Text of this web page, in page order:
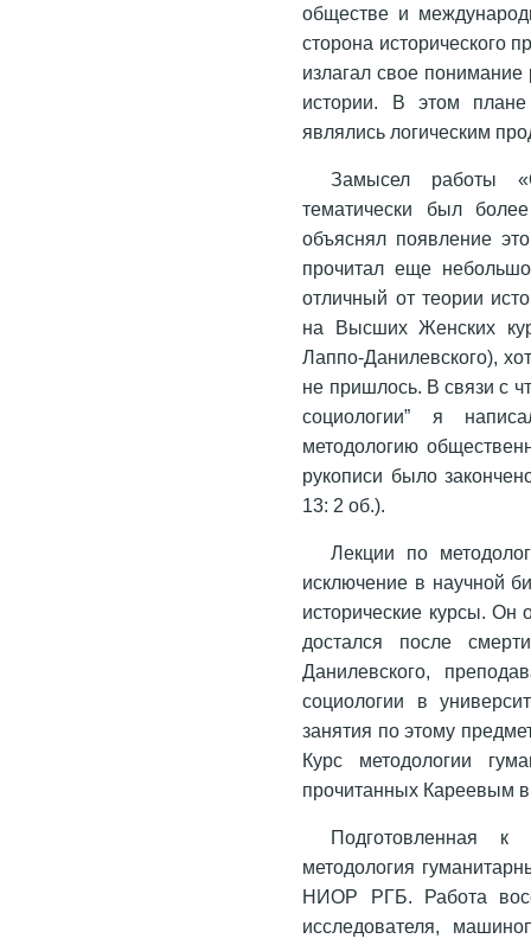
обществе и
сторона исторического
излагал свое понимание
истории. В этом
являлись логическим
Замысел работы
тематически был
объяснял появление
прочитал еще
отличный от теории
на Высших Женских
Лаппо-Данилевского),
не пришлось. В связи с
социологии” я
методологию
рукописи было
13: 2 об.).
Лекции по
исключение в научной
исторические курсы. Он
достался после
Данилевского,
социологии в
занятия по этому
Курс методологии
прочитанных Кареевым в
Подготовленная
методология
НИОР РГБ. Работа
исследователя,